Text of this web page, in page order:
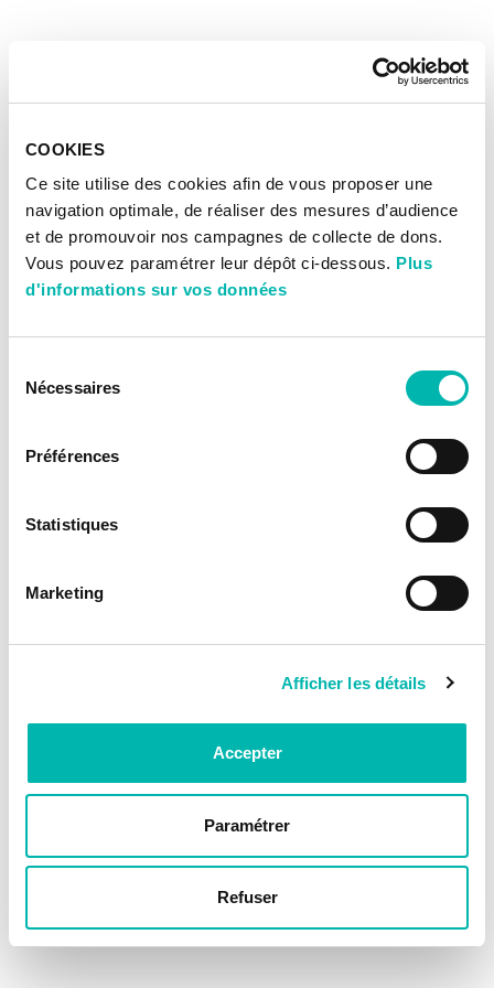
COOKIES
Ce site utilise des cookies afin de vous proposer une
navigation optimale, de réaliser des mesures d’audience
et de promouvoir nos campagnes de collecte de dons.
Vous pouvez paramétrer leur dépôt ci-dessous. Plus
d'informations sur vos données
Nécessaires
Préférences
Statistiques
Marketing
Afficher les détails
Accepter
Paramétrer
Refuser